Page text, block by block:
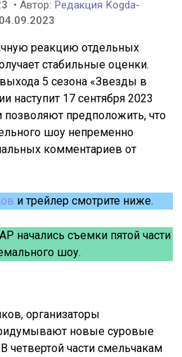
• Автор: Редакция Kogda-
04.09.2023
реакцию отдельных
стабильные оценки.
5 сезона «Звезды в
наступит 17 сентября 2023
позволяют предположить, что
шоу непременно
комментариев от
и трейлер смотрите ниже.
начались съемки пятой части
шоу.
организаторы
новые суровые
четвертой части смельчакам